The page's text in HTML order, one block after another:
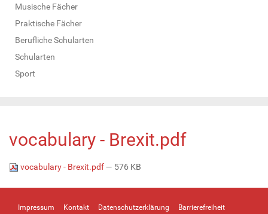
Musische Fächer
Praktische Fächer
Berufliche Schularten
Schularten
Sport
vocabulary - Brexit.pdf
vocabulary - Brexit.pdf— 576 KB
Impressum Kontakt Datenschutzerklärung Barrierefreiheit